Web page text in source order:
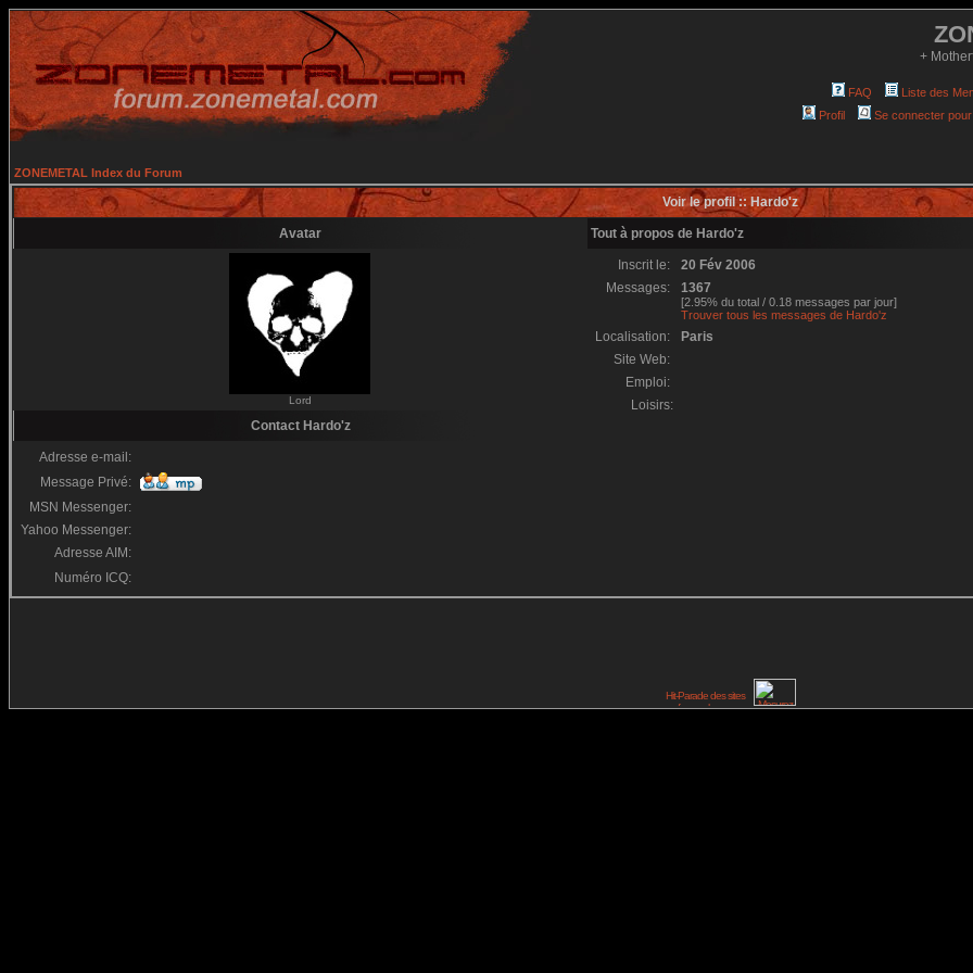
+
FAQ Liste des
Profil
Se connecter
ZONEMETAL Index du Forum
Voir le profil :: Hardo'z
Avatar Tout à propos de Hardo'z
Lord
Inscrit le:
20 Fév 2006
Messages:
1367
[2.95% du total / 0.18 messages par jour]
Trouver tous les messages de Hardo'z
Localisation:
Paris
Site Web:
Emploi:
Loisirs:
Contact Hardo'z
Adresse e-mail:
Message Privé:
MSN Messenger:
Yahoo Messenger:
Adresse AIM:
Numéro ICQ: